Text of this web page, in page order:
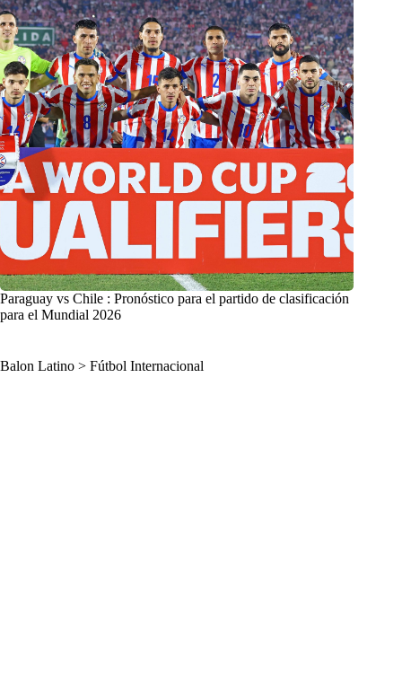
Paraguay vs Chile : Pronóstico para el partido de clasificación
para el Mundial 2026
Balon Latino > Fútbol Internacional